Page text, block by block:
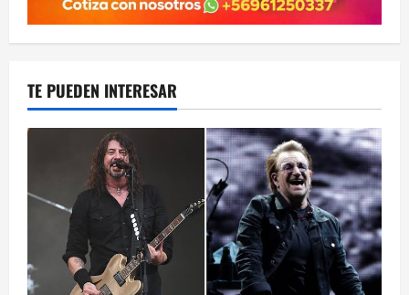
TE PUEDEN INTERESAR